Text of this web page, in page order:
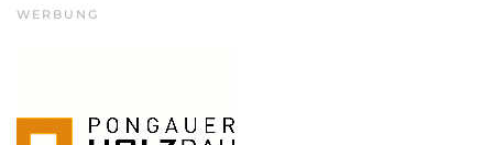
WERBUNG